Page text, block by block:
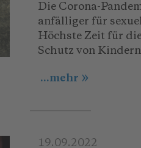
Die Corona-
anfälliger für
Höchste Zeit für
Schutz von
...mehr
19.09.2022